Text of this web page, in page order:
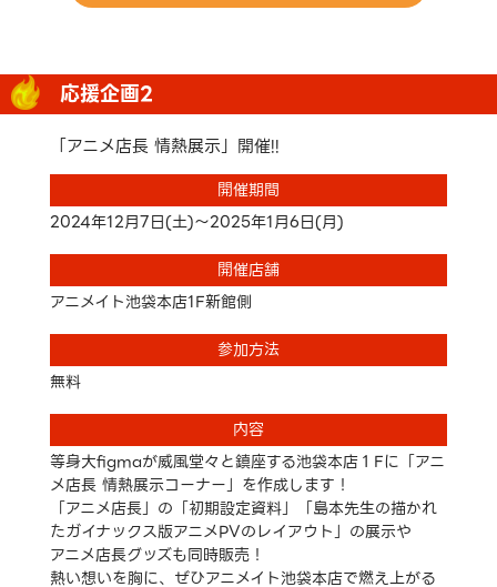
応援企画2
「アニメ店長 情熱展示」開催!!
開催期間
2024年12月7日(土)～2025年1月6日(月)
開催店舗
アニメイト池袋本店1F新館側
参加方法
無料
内容
等身大figmaが威風堂々と鎮座する池袋本店１Fに「アニ
メ店長 情熱展示コーナー」を作成します！
「アニメ店長」の「初期設定資料」「島本先生の描かれ
たガイナックス版アニメPVのレイアウト」の展示や
アニメ店長グッズも同時販売！
熱い想いを胸に、ぜひアニメイト池袋本店で燃え上がる